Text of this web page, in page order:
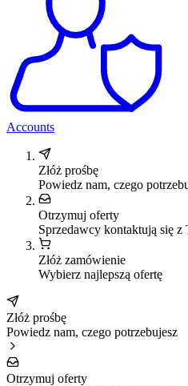
Accounts
Złóż prośbę
Powiedz nam, czego
Otrzymuj oferty
Sprzedawcy kontaktują się z
Złóż zamówienie
Wybierz najlepszą ofertę
Złóż prośbę
Powiedz nam, czego potrzebujesz
Otrzymuj oferty